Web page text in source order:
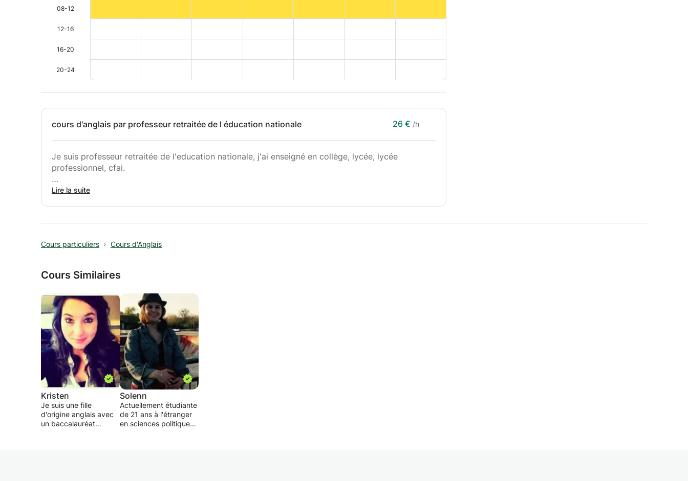
08-12
12-16
16-20
20-24
cours d'anglais par professeur retraitée de l éducation nationale 26 € /h
Je suis professeur retraitée de l'education nationale, j'ai enseigné en collège, lycée, lycée
professionnel, cfai.
Mon cours sera organisé en fonction de vous besoins ( grammaire, compréhension orale,
Lire la suite
Cours particuliers Cours d'Anglais
Cours Similaires
Kristen
Je suis une fille
d'origine anglais avec
un baccalauréat
Solenn
Actuellement étudiante
de 21 ans à l'étranger
en sciences politiques,